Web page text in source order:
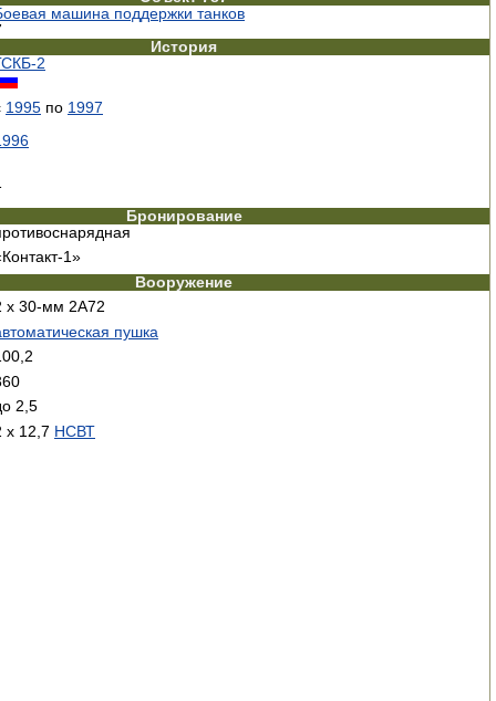
машина поддержки танков
История
2
1995 по 1997
Бронирование
1»
Вооружение
х 30-мм 2А72
пушка
2,5
х 12,7 НСВТ